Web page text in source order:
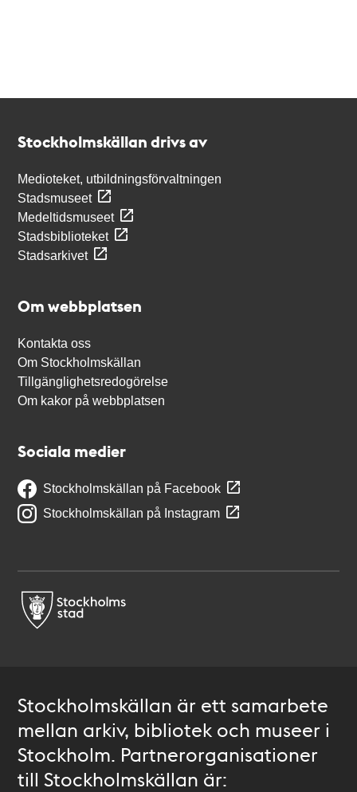
Stockholmskällan drivs av
Medioteket, utbildningsförvaltningen
Stadsmuseet
Medeltidsmuseet
Stadsbiblioteket
Stadsarkivet
Om webbplatsen
Kontakta oss
Om Stockholmskällan
Tillgänglighetsredogörelse
Om kakor på webbplatsen
Sociala medier
Stockholmskällan på Facebook
Stockholmskällan på Instagram
Stockholmskällan är ett samarbete
mellan arkiv, bibliotek och museer i
Stockholm. Partnerorganisationer
till Stockholmskällan är: